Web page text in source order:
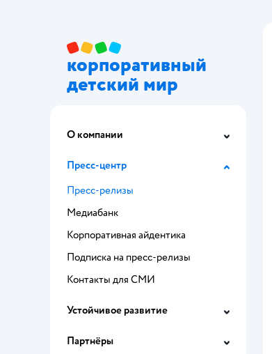
корпоративный
детский мир
О компании
Пресс-центр
Пресс-релизы
Медиабанк
Корпоративная айдентика
Подписка на пресс-релизы
Контакты для СМИ
Устойчивое развитие
Партнёры